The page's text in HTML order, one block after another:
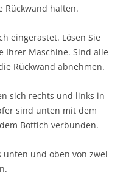
Rückwand halten.
eingerastet. Lösen Sie
Ihrer Maschine. Sind alle
Rückwand abnehmen.
sich rechts und links in
sind unten mit dem
Bottich verbunden.
und oben von zwei